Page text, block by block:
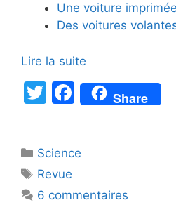
Une voiture
Des voitures
Lire la suite
T
er
F
a
e
o
Share
Catégories
Science
Étiquettes
Revue
6 commentaires